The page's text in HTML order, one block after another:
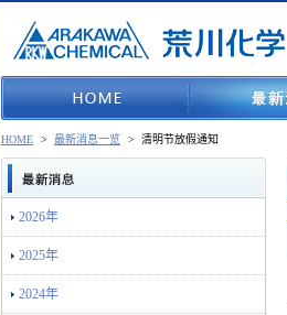
HOME > 最新消息一览 > 清明节放假通知
2026年
2025年
2024年